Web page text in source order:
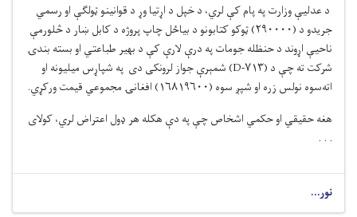
د عدلیې وزارت په پام کې لري، د خپل د اړتیا وړد قوانینو ټولګې او رسمي
جریدو د (۲۹۰۰۰۰)ټوکو کتابونو د بیاځل چاپپروژه د کابل ښاردڅلورمې
ناحیې اړوند د حنظله جومات په درې لارې کې د بهیر طباعتي او بسته بندۍ
شرکت ته چې د (۷۱۳- D
)شمېرې جواز لرونکی دی په شپاړس میلیونه او
اته‌سوه نولس زره او شپږ سوه (۱۶۸۱۹۶۰۰)افغانۍ مجموعي قیمت ورکړي.
هغه حقیقي او حکمي اشخاص چې په دې هکله هر ډول اعتراض لري، کولای
. . .
نور...